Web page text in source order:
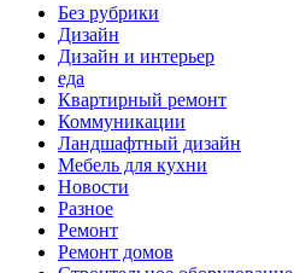
Без рубрики
Дизайн
Дизайн и интерьер
еда
Квартирный ремонт
Коммуникации
Ландшафтный дизайн
Мебель для кухни
Новости
Разное
Ремонт
Ремонт домов